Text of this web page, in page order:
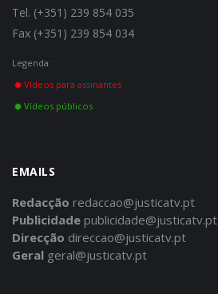
Tel. (+351) 239 854 035
Fax (+351) 239 854 034
Legenda:
Vídeos para assinantes
Vídeos públicos
EMAILS
Redacção redaccao@justicatv.pt
Publicidade publicidade@justicatv.pt
Direcção direccao@justicatv.pt
Geral geral@justicatv.pt